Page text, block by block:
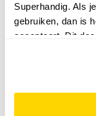
Superhandig. Als
gebruiken, dan is
accepteert. Dit
website niet